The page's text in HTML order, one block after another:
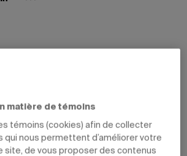
matière de témoins
témoins (cookies) afin de collecter
qui nous permettent d’améliorer votre
site, de vous proposer des contenus